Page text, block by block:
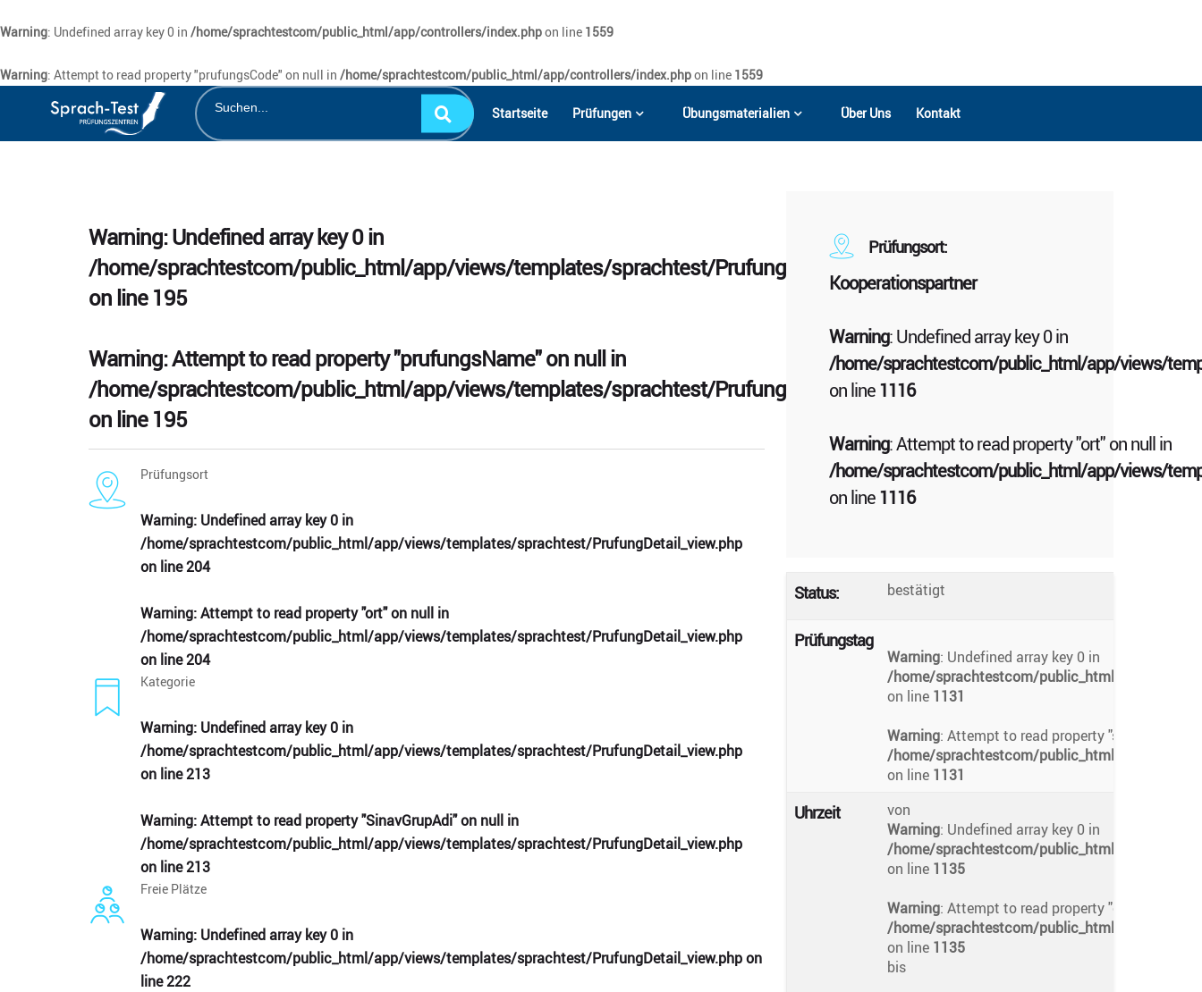
Warning: Undefined array key 0 in /home/sprachtestcom/public_html/app/controllers/index.phpon line 1559
Warning: Attempt to read property "prufungsCode" on null in /home/sprachtestcom/public_html/app/controllers/index.phpon line 1559
Startseite Prüfungen Übungsmaterialien Über Uns Kontakt
Warning: Undefined array key 0 in
/home/sprachtestcom/public_html/app/views/templates/sprachtest/PrufungDetail_view.php
on line195
Warning: Attempt to read property "prufungsName" on null in
/home/sprachtestcom/public_html/app/views/templates/sprachtest/PrufungDetail_view.php
on line195
Prüfungsort
Warning: Undefined array key 0 in
/home/sprachtestcom/public_html/app/views/templates/sprachtest/PrufungDetail_view.php
on line204
Warning: Attempt to read property "ort" on null in
/home/sprachtestcom/public_html/app/views/templates/sprachtest/PrufungDetail_view.php
on line204
Kategorie
Warning: Undefined array key 0 in
/home/sprachtestcom/public_html/app/views/templates/sprachtest/PrufungDetail_view.php
on line213
Warning: Attempt to read property "SinavGrupAdi" on null in
/home/sprachtestcom/public_html/app/views/templates/sprachtest/PrufungDetail_view.php
on line213
Freie Plätze
Warning: Undefined array key 0 in
/home/sprachtestcom/public_html/app/views/templates/sprachtest/PrufungDetail_view.phpon
line222
Prüfungsort:
Kooperationspartner
Warning: Undefined array key 0 in
/home/sprachtestcom/public_html/app/views/
on line1116
Warning: Attempt to read property "ort" on null in
/home/sprachtestcom/public_html/app/views/
on line1116
Status: bestätigt
Prüfungstag
Warning: Undefined array key 0 in
/home/sprachtestcom/public_html/app/views/
on line 1131
Warning: Attempt to read property
/home/sprachtestcom/public_html/app/views/
on line 1131
Uhrzeit
von
Warning: Undefined array key 0 in
/home/sprachtestcom/public_html/app/views/
on line 1135
Warning: Attempt to read property
/home/sprachtestcom/public_html/app/views/
on line 1135
bis